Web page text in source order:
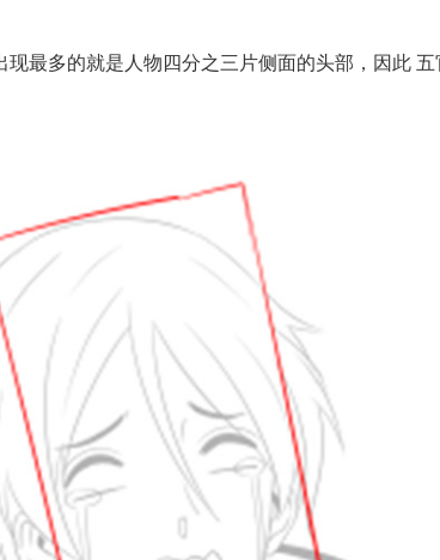
现最多的就是人物四分之三片侧面的头部，因此